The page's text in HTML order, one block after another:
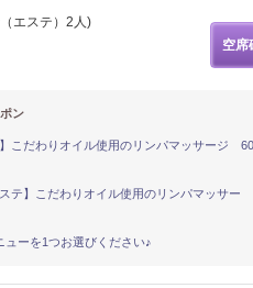
エステ）2人)
空席
ン
】こだわりオイル使用のリンパマッサージ 60
テ】こだわりオイル使用のリンパマッサー
ューを1つお選びください♪